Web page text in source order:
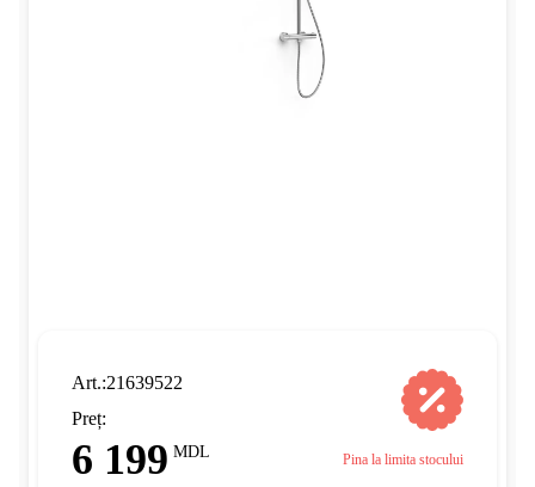
Art.:21639522
Preț:
6 199 MDL Pina la limita stocului